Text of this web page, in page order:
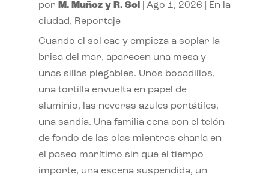
por M. Muñoz y R. Sol| Ago 1, 2026
En la
ciudad, Reportaje
Cuando el sol cae y empieza a soplar la
brisa del mar, aparecen una mesa y
unas sillas plegables. Unos bocadillos,
una tortilla envuelta en papel de
aluminio, las neveras azules portátiles,
una sandía. Una familia cena con el telón
de fondo de las olas mientras charla en
el paseo marítimo sin que el tiempo
importe, una escena suspendida, un